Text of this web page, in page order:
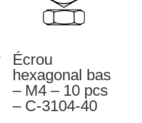
Écrou
hexagonal bas
– M4 – 10 pcs
– C-3104-40